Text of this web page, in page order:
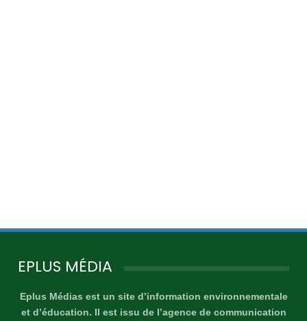
EPLUS MÉDIA
Eplus Médias est un site d’information environnementale
et d’éducation. Il est issu de l’agence de communication